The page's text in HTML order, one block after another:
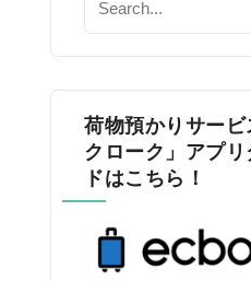
荷物預かりサー
クローク」アプ
ドはこちら！